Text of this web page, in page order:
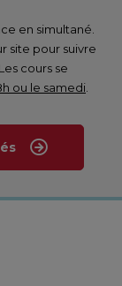
en simultané.
site pour suivre
cours se
ou le samedi